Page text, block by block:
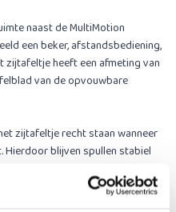
naast de MultiMotion
een beker, afstandsbediening,
zijtafeltje heeft een afmeting van
van de opvouwbare
zijtafeltje recht staan wanneer
blijven spullen stabiel